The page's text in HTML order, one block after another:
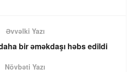
Əvvəlki Yazı
bir əməkdaşı həbs edildi
Növbəti Yazı